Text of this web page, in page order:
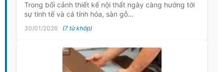
Trong bối cảnh thiết kế nội thất ngày càng hướng tới
sự tinh tế và cá tính hóa, sàn gỗ…
30/01/2026 (7 từ khớp)